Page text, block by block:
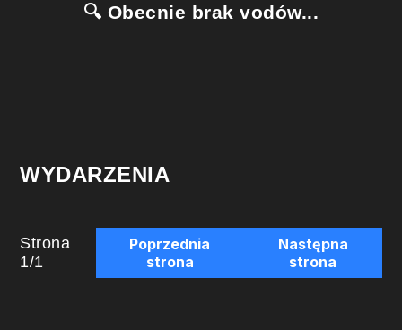
🔍 Obecnie brak vodów...
WYDARZENIA
Strona
1/1
Poprzednia
strona
Następna
strona